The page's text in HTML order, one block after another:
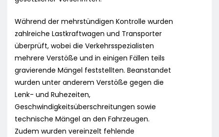
Während der mehrstündigen Kontrolle wurden
zahlreiche Lastkraftwagen und Transporter
überprüft, wobei die Verkehrsspezialisten
mehrere Verstöße und in einigen Fällen teils
gravierende Mängel feststellten. Beanstandet
wurden unter anderem Verstöße gegen die
Lenk- und Ruhezeiten,
Geschwindigkeitsüberschreitungen sowie
technische Mängel an den Fahrzeugen.
Zudem wurden vereinzelt fehlende